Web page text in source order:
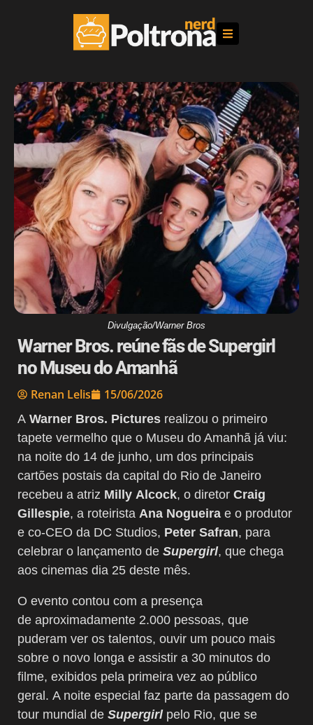
Divulgação/Warner Bros
Warner Bros. reúne fãs de Supergirl
no Museu do Amanhã
Renan Lelis 15/06/2026
A Warner Bros. Pictures realizou o primeiro
tapete vermelho que o Museu do Amanhã já viu:
na noite do 14 de junho, um dos principais
cartões postais da capital do Rio de Janeiro
recebeu a atriz Milly Alcock, o diretor Craig
Gillespie, a roteirista Ana Nogueira e o produtor
e co-CEO da DC Studios, Peter Safran, para
celebrar o lançamento de Supergirl, que chega
aos cinemas dia 25 deste mês.
O evento contou com a presença
de aproximadamente 2.000 pessoas, que
puderam ver os talentos, ouvir um pouco mais
sobre o novo longa e assistir a 30 minutos do
filme, exibidos pela primeira vez ao público
geral. A noite especial faz parte da passagem do
tour mundial de Supergirl pelo Rio, que se